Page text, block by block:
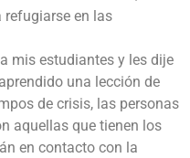
en las
mis estudiantes y les dije
una lección de
de crisis, las personas
aquellas que tienen los
en contacto con la